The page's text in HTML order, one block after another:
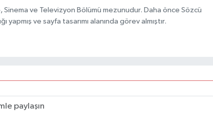
Sinema ve Televizyon Bölümü mezunudur. Daha önce Sözcü
yapmış ve sayfa tasarımı alanında görev almıştır.